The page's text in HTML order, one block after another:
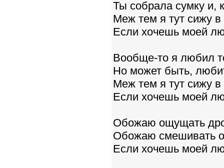
Ты собрала сумку и,
Меж тем я тут сижу
Если хочешь моей
Вообще-то я любил
Но может быть,
Меж тем я тут сижу
Если хочешь моей
Обожаю ощущать
Обожаю смешивать
Если хочешь моей